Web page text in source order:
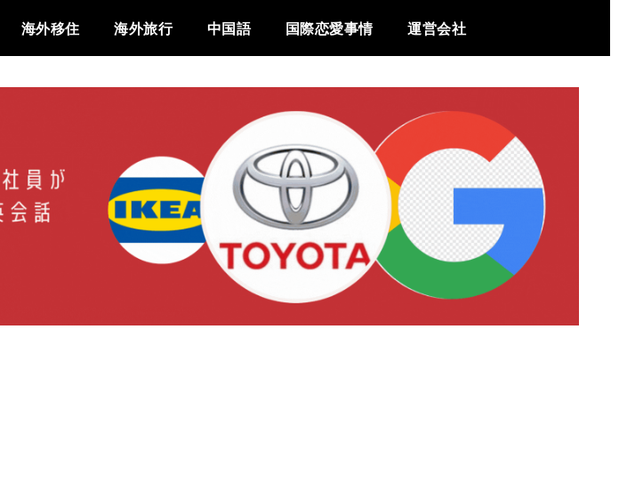
海外移住 海外旅行 中国語 国際恋愛事情 運営会社